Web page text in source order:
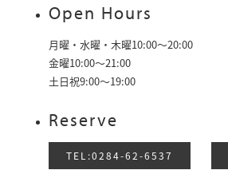
Open Hours
月曜・水曜・木曜10:00～20:00
金曜10:00〜21:00
土日祝9:00〜19:00
Reserve
TEL:0284-62-6537